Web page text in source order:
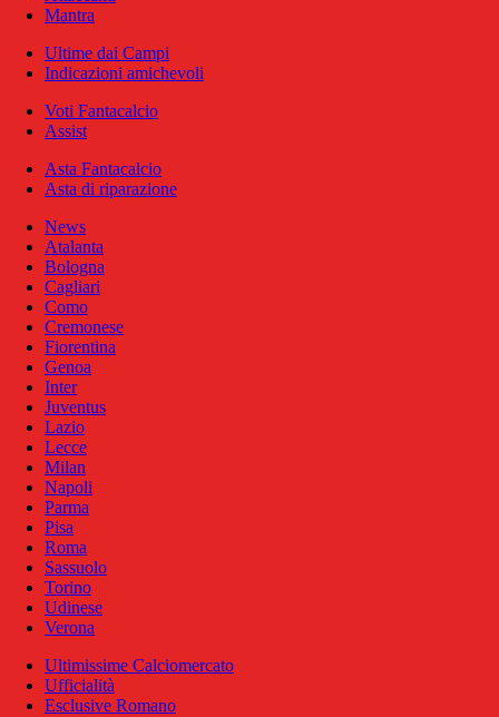
Mantra
Ultime dai Campi
Indicazioni amichevoli
Voti Fantacalcio
Assist
Asta Fantacalcio
Asta di riparazione
News
Atalanta
Bologna
Cagliari
Como
Cremonese
Fiorentina
Genoa
Inter
Juventus
Lazio
Lecce
Milan
Napoli
Parma
Pisa
Roma
Sassuolo
Torino
Udinese
Verona
Ultimissime Calciomercato
Ufficialità
Esclusive Romano